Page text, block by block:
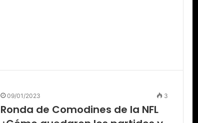
09/01/2023 3
Ronda de Comodines de la NFL